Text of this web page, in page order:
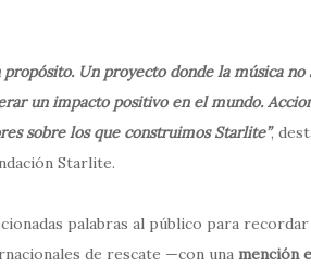
Un proyecto donde la música no
un impacto positivo en el mundo.
sobre los que construimos Starlite”,
Starlite.
palabras al público para recordar
de rescate —con una mención